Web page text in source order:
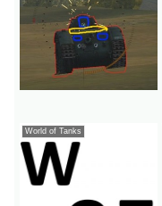
World of Tanks